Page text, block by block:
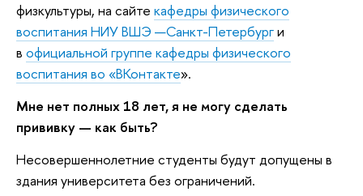
физкультуры, на сайте кафедры физического
воспитания НИУ ВШЭ —Санкт-Петербурги
в официальной группе кафедры физического
воспитания во «ВКонтакте».
Мне нет полных 18 лет, я не могу сделать
прививку — как быть?
Несовершеннолетние студенты будут допущены в
здания университета без ограничений.